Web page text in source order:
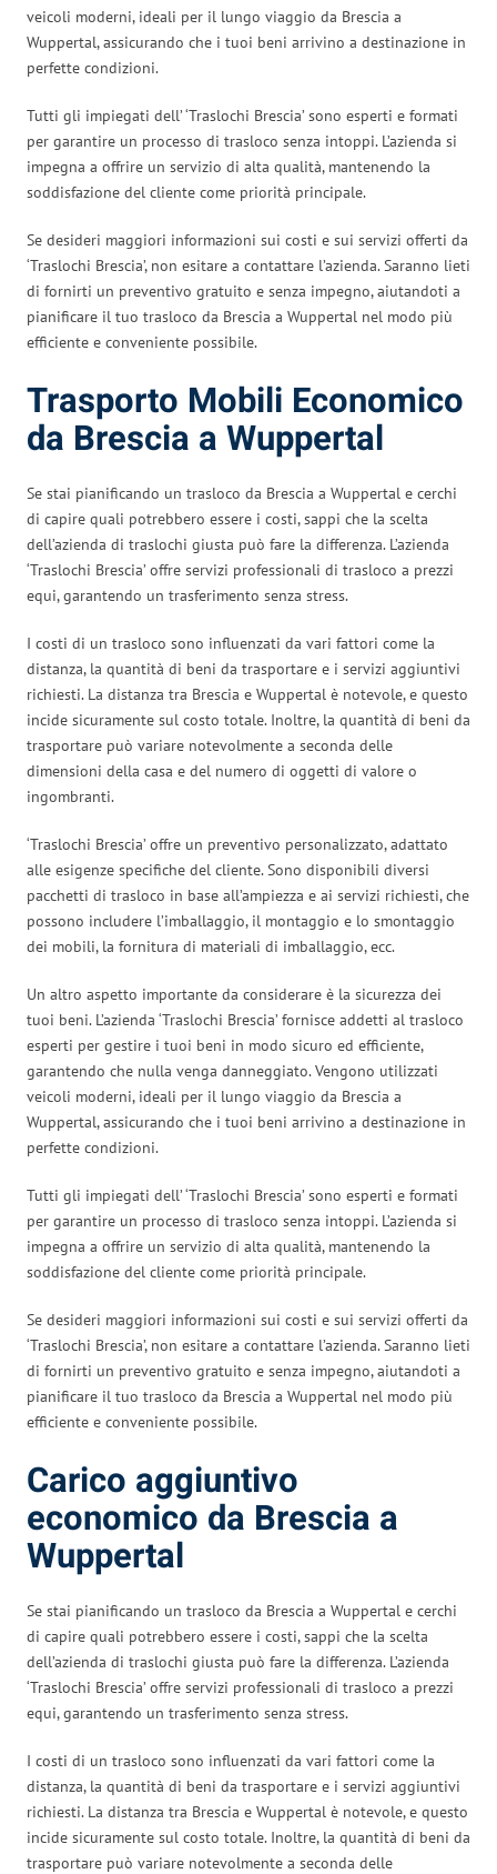
veicoli moderni, ideali per il lungo viaggio da Brescia a
Wuppertal, assicurando che i tuoi beni arrivino a destinazione in
perfette condizioni.
Tutti gli impiegati dell’ ‘Traslochi Brescia’ sono esperti e formati
per garantire un processo di trasloco senza intoppi. L’azienda si
impegna a offrire un servizio di alta qualità, mantenendo la
soddisfazione del cliente come priorità principale.
Se desideri maggiori informazioni sui costi e sui servizi offerti da
‘Traslochi Brescia’, non esitare a contattare l’azienda. Saranno lieti
di fornirti un preventivo gratuito e senza impegno, aiutandoti a
pianificare il tuo trasloco da Brescia a Wuppertal nel modo più
efficiente e conveniente possibile.
Trasporto Mobili Economico
da Brescia a Wuppertal
Se stai pianificando un trasloco da Brescia a Wuppertal e cerchi
di capire quali potrebbero essere i costi, sappi che la scelta
dell’azienda di traslochi giusta può fare la differenza. L’azienda
‘Traslochi Brescia’ offre servizi professionali di trasloco a prezzi
equi, garantendo un trasferimento senza stress.
I costi di un trasloco sono influenzati da vari fattori come la
distanza, la quantità di beni da trasportare e i servizi aggiuntivi
richiesti. La distanza tra Brescia e Wuppertal è notevole, e questo
incide sicuramente sul costo totale. Inoltre, la quantità di beni da
trasportare può variare notevolmente a seconda delle
dimensioni della casa e del numero di oggetti di valore o
ingombranti.
‘Traslochi Brescia’ offre un preventivo personalizzato, adattato
alle esigenze specifiche del cliente. Sono disponibili diversi
pacchetti di trasloco in base all’ampiezza e ai servizi richiesti, che
possono includere l’imballaggio, il montaggio e lo smontaggio
dei mobili, la fornitura di materiali di imballaggio, ecc.
Un altro aspetto importante da considerare è la sicurezza dei
tuoi beni. L’azienda ‘Traslochi Brescia’ fornisce addetti al trasloco
esperti per gestire i tuoi beni in modo sicuro ed efficiente,
garantendo che nulla venga danneggiato. Vengono utilizzati
veicoli moderni, ideali per il lungo viaggio da Brescia a
Wuppertal, assicurando che i tuoi beni arrivino a destinazione in
perfette condizioni.
Tutti gli impiegati dell’ ‘Traslochi Brescia’ sono esperti e formati
per garantire un processo di trasloco senza intoppi. L’azienda si
impegna a offrire un servizio di alta qualità, mantenendo la
soddisfazione del cliente come priorità principale.
Se desideri maggiori informazioni sui costi e sui servizi offerti da
‘Traslochi Brescia’, non esitare a contattare l’azienda. Saranno lieti
di fornirti un preventivo gratuito e senza impegno, aiutandoti a
pianificare il tuo trasloco da Brescia a Wuppertal nel modo più
efficiente e conveniente possibile.
Carico aggiuntivo
economico da Brescia a
Wuppertal
Se stai pianificando un trasloco da Brescia a Wuppertal e cerchi
di capire quali potrebbero essere i costi, sappi che la scelta
dell’azienda di traslochi giusta può fare la differenza. L’azienda
‘Traslochi Brescia’ offre servizi professionali di trasloco a prezzi
equi, garantendo un trasferimento senza stress.
I costi di un trasloco sono influenzati da vari fattori come la
distanza, la quantità di beni da trasportare e i servizi aggiuntivi
richiesti. La distanza tra Brescia e Wuppertal è notevole, e questo
incide sicuramente sul costo totale. Inoltre, la quantità di beni da
trasportare può variare notevolmente a seconda delle